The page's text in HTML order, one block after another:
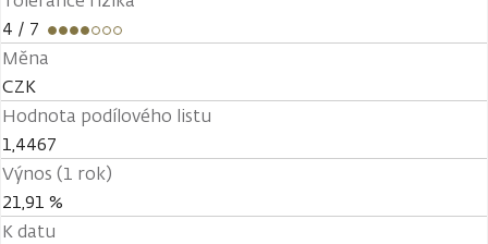
4 / 7
Měna
CZK
Hodnota podílového listu
1,4467
Výnos (1 rok)
21,91 %
K datu